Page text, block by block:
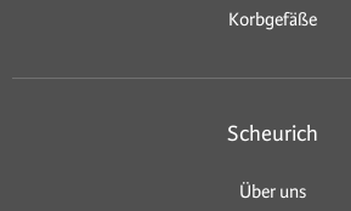
Korbgefäße
Scheurich
Über uns